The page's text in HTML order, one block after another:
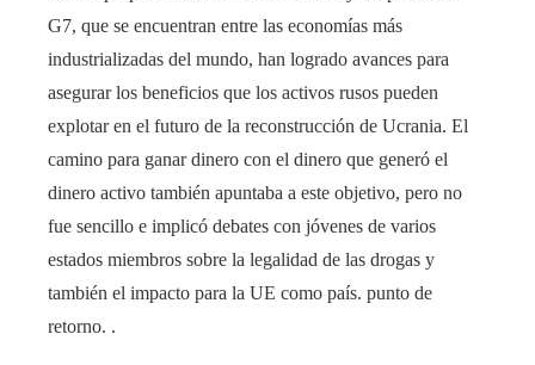
G7, que se encuentran entre las economías más
industrializadas del mundo, han logrado avances para
asegurar los beneficios que los activos rusos pueden
explotar en el futuro de la reconstrucción de Ucrania. El
camino para ganar dinero con el dinero que generó el
dinero activo también apuntaba a este objetivo, pero no
fue sencillo e implicó debates con jóvenes de varios
estados miembros sobre la legalidad de las drogas y
también el impacto para la UE como país. punto de
retorno. .